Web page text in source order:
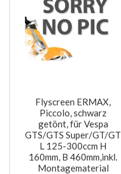
Flyscreen ERMAX,
Piccolo, schwarz
getönt, für Vespa
GTS/GTS Super/GT/GT
L 125-300ccm H
160mm, B 460mm,inkl.
Montagematerial